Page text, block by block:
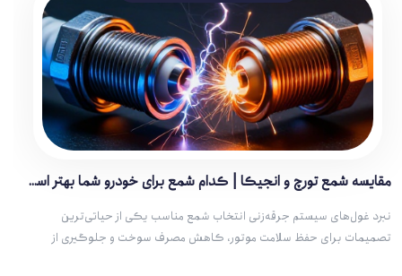
مقایسه شمع تورچ و انجیکا | کدام شمع برای خودرو شما بهتر است؟
نبرد غول‌های سیستم جرقه‌زنی انتخاب شمع مناسب یکی از حیاتی‌ترین
تصمیمات برای حفظ سلامت موتور، کاهش مصرف سوخت و جلوگیری از